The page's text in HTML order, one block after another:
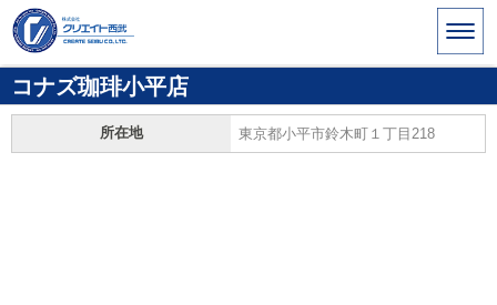
コナズ珈琲小平店
所在地 東京都小平市鈴木町１丁目218